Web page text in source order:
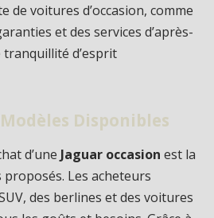
de voitures d’occasion, comme
et des services d’après-
d’esprit
Disponibles
d’une Jaguar occasion est la
Les acheteurs
des berlines et des voitures